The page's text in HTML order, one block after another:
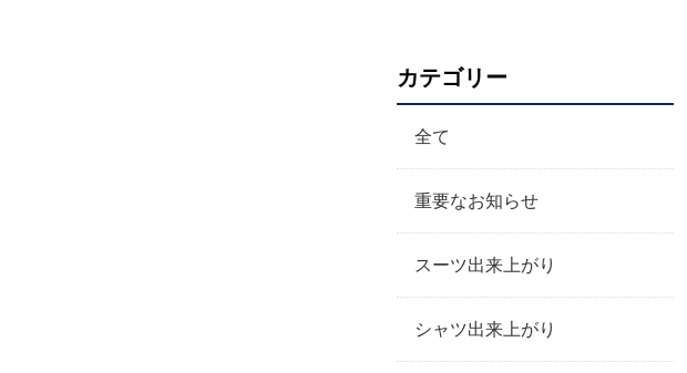
カテゴリー
全て
重要なお知らせ
スーツ出来上がり
シャツ出来上がり